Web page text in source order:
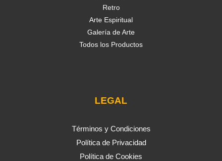
Retro
Arte Espiritual
Galería de Arte
Todos los Productos
LEGAL
Términos y Condiciones
Política de Privacidad
Política de Cookies